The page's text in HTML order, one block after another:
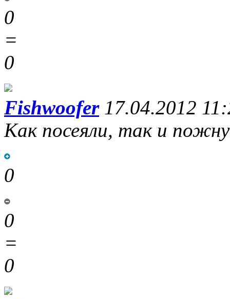
0
=
0
Fishwoofer17.04.2012
Как посеяли, так и
0
0
=
0